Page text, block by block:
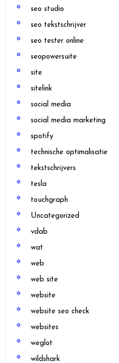
seo studio
seo tekstschrijver
seo tester online
seopowersuite
site
sitelink
social media
social media marketing
spotify
technische optimalisatie
tekstschrijvers
tesla
touchgraph
Uncategorized
vdab
wat
web
web site
website
website seo check
websites
weglot
wildshark